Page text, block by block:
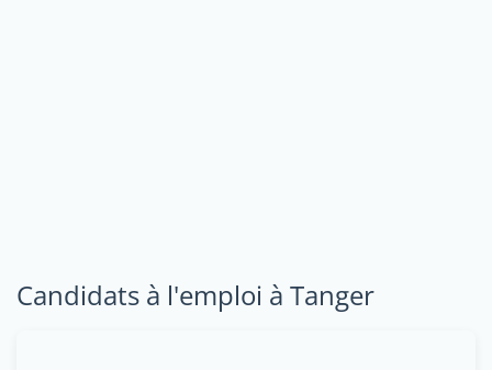
Candidats à l'emploi à Tanger